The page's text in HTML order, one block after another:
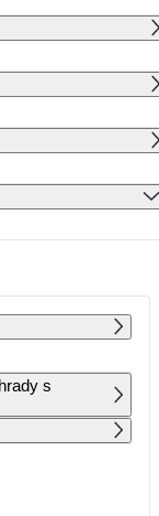
SO NE
19 939
10 11